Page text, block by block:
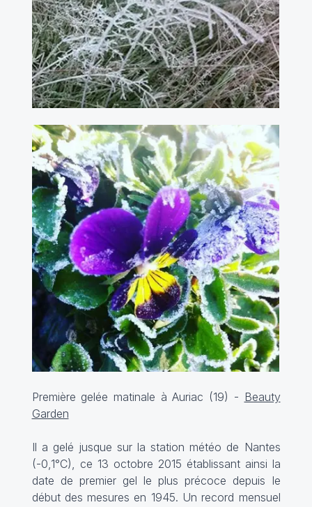
Première gelée matinale à Auriac (19) - Beauty
Garden
Il a gelé jusque sur la station météo de Nantes
(-0,1°C), ce 13 octobre 2015 établissant ainsi la
date de premier gel le plus précoce depuis le
début des mesures en 1945. Un record mensuel